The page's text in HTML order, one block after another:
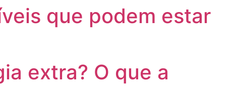
que podem estar
extra? O que a